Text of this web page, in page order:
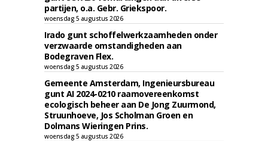
partijen, o.a. Gebr. Griekspoor.
woensdag 5 augustus 2026
Irado gunt schoffelwerkzaamheden onder
verzwaarde omstandigheden aan
Bodegraven Flex.
woensdag 5 augustus 2026
Gemeente Amsterdam, Ingenieursbureau
gunt AI 2024-0210 raamovereenkomst
ecologisch beheer aan De Jong Zuurmond,
Struunhoeve, Jos Scholman Groen en
Dolmans Wieringen Prins.
woensdag 5 augustus 2026